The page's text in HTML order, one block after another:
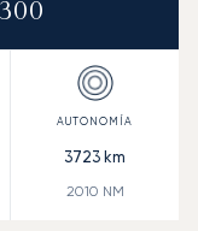
3723 km
2010 NM